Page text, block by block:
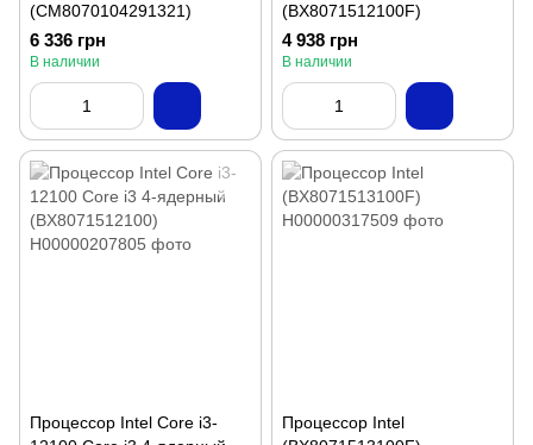
(CM8070104291321)
6 336 грн
В наличии
(BX8071512100F)
4 938 грн
В наличии
Процессор Intel Core i3-
Процессор Intel